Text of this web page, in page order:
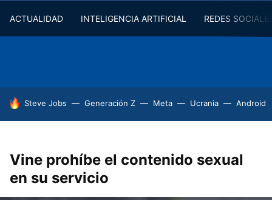
ACTUALIDAD INTELIGENCIA ARTIFICIAL REDES
HOY SE HABLA DE
Steve Jobs Generación Z Meta Ucrania Android
Vine prohíbe el contenido sexual
en su servicio